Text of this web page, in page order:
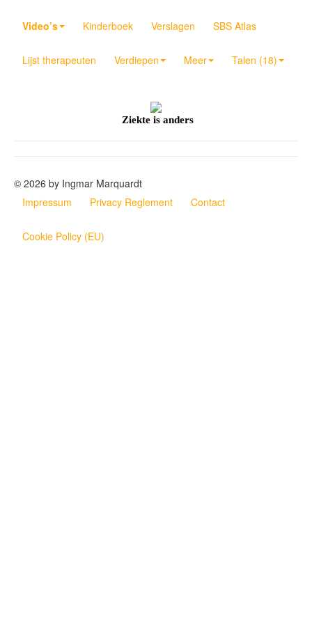
Video’s Kinderboek Verslagen SBS Atlas
Lijst therapeuten Verdiepen Meer Talen (18)
Ziekte is anders
© 2026 by Ingmar Marquardt
Impressum
Privacy Reglement Contact
Cookie Policy (EU)